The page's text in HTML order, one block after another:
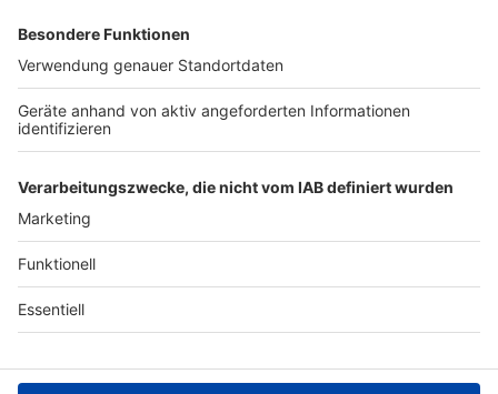
Archiv
ANTENNE BAYERN GROUP
Stiftung ANTENNE BAYERN
hilft
Teilnahmebedingungen
Grounding Page ANTENNE
BAYERN
Datenschutz­erklärung
einstellungen